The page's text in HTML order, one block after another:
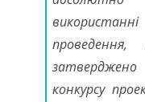
конкурсу